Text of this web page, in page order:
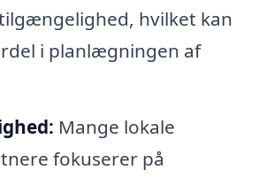
hvilket kan
i planlægningen af
Mange lokale
fokuserer på